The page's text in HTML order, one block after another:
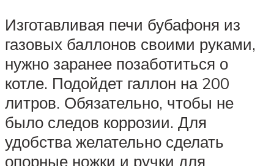
Изготавливая печи бубафоня из
газовых баллонов своими руками,
нужно заранее позаботиться о
котле. Подойдет галлон на 200
литров. Обязательно, чтобы не
было следов коррозии. Для
удобства желательно сделать
опорные ножки и ручки для